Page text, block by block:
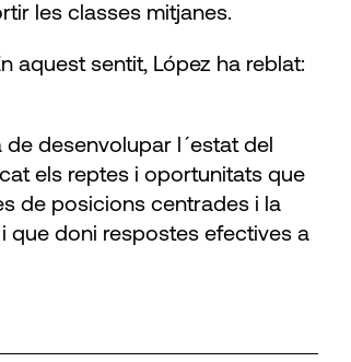
les classes mitjanes.
aquest sentit, López ha reblat:
desenvolupar l´estat del
els reptes i oportunitats que
de posicions centrades i la
que doni respostes efectives a